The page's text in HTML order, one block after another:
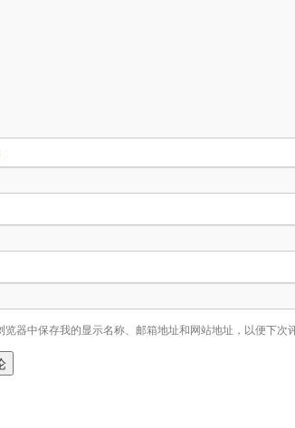
览器中保存我的显示名称、邮箱地址和网站地址，以便下次